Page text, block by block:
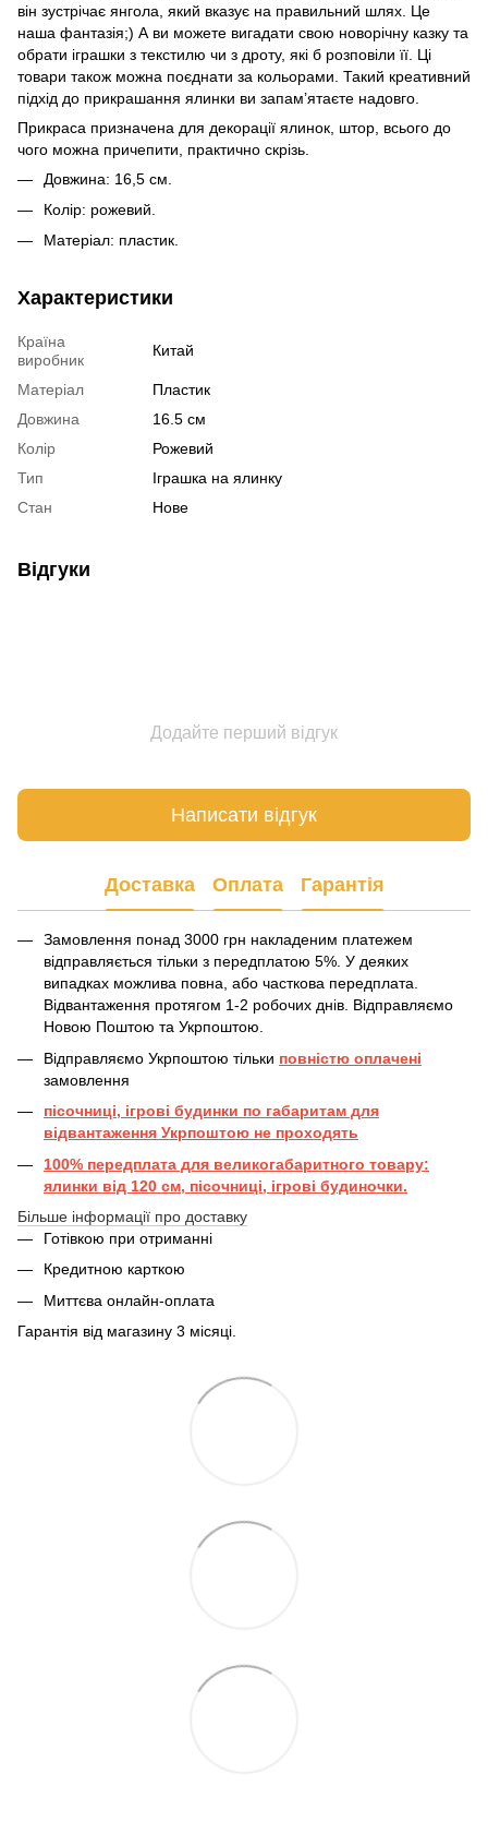
він зустрічає янгола, який вказує на правильний шлях. Це
наша фантазія;) А ви можете вигадати свою новорічну казку та
обрати іграшки з текстилю чи з дроту, які б розповіли її. Ці
товари також можна поєднати за кольорами. Такий креативний
підхід до прикрашання ялинки ви запам’ятаєте надовго.
Прикраса призначена для декорації ялинок, штор, всього до
чого можна причепити, практично скрізь.
Довжина: 16,5 см.
Колір: рожевий.
Матеріал: пластик.
Характеристики
Країна
виробник
Китай
Матеріал
Пластик
Довжина
16.5 см
Колір
Рожевий
Тип
Іграшка на ялинку
Стан
Нове
Відгуки
Додайте перший відгук
Написати відгук
Доставка Оплата Гарантія
Замовлення понад 3000 грн накладеним платежем
відправляється тільки з передплатою 5%. У деяких
випадках можлива повна, або часткова передплата.
Відвантаження протягом 1-2 робочих днів. Відправляємо
Новою Поштою та Укрпоштою.
Відправляємо Укрпоштою тільки повністю оплачені
замовлення
пісочниці, ігрові будинки по габаритам для
відвантаження Укрпоштою не проходять
100% передплата для великогабаритного товару:
ялинки від 120 см, пісочниці, ігрові будиночки.
Більше інформації про доставку
Готівкою при отриманні
Кредитною карткою
Миттєва онлайн-оплата
Гарантія від магазину 3 місяці.